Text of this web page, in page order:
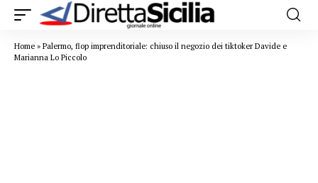
Home » Palermo, flop imprenditoriale: chiuso il negozio dei tiktoker Davide e
Marianna Lo Piccolo